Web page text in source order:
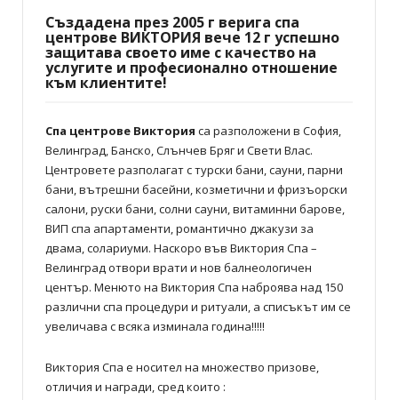
Създадена през 2005 г верига спа
центрове ВИКТОРИЯ вече 12 г успешно
защитава своето име с качество на
услугите и професионално отношение
към клиентите!
Спа центрове Виктория са разположени в София,
Велинград, Банско, Слънчев Бряг и Свети Влас.
Центровете разполагат с турски бани, сауни, парни
бани, вътрешни басейни, козметични и фризъорски
салони, руски бани, солни сауни, витаминни барове,
ВИП спа апартаменти, романтично джакузи за
двама, солариуми. Наскоро във Виктория Спа –
Велинград отвори врати и нов балнеологичен
център. Менюто на Виктория Спа наброява над 150
различни спа процедури и ритуали, а списъкът им се
увеличава с всяка изминала година!!!!!
Виктория Спа е носител на множество призове,
отличия и награди, сред които :